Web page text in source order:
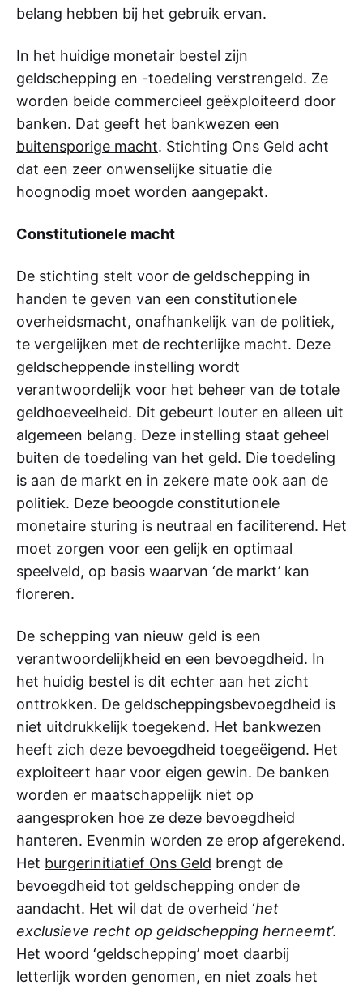
belang hebben bij het gebruik ervan.
In het huidige monetair bestel zijn
geldschepping en -toedeling verstrengeld. Ze
worden beide commercieel geëxploiteerd door
banken. Dat geeft het bankwezen een
buitensporige macht. Stichting Ons Geld acht
dat een zeer onwenselijke situatie die
hoognodig moet worden aangepakt.
Constitutionele macht
De stichting stelt voor de geldschepping in
handen te geven van een constitutionele
overheidsmacht, onafhankelijk van de politiek,
te vergelijken met de rechterlijke macht. Deze
geldscheppende instelling wordt
verantwoordelijk voor het beheer van de totale
geldhoeveelheid. Dit gebeurt louter en alleen uit
algemeen belang. Deze instelling staat geheel
buiten de toedeling van het geld. Die toedeling
is aan de markt en in zekere mate ook aan de
politiek. Deze beoogde constitutionele
monetaire sturing is neutraal en faciliterend. Het
moet zorgen voor een gelijk en optimaal
speelveld, op basis waarvan ‘de markt’ kan
floreren.
De schepping van nieuw geld is een
verantwoordelijkheid en een bevoegdheid. In
het huidig bestel is dit echter aan het zicht
onttrokken. De geldscheppingsbevoegdheid is
niet uitdrukkelijk toegekend. Het bankwezen
heeft zich deze bevoegdheid toegeëigend. Het
exploiteert haar voor eigen gewin. De banken
worden er maatschappelijk niet op
aangesproken hoe ze deze bevoegdheid
hanteren. Evenmin worden ze erop afgerekend.
Het burgerinitiatief Ons Geld brengt de
bevoegdheid tot geldschepping onder de
aandacht. Het wil dat de overheid ‘het
exclusieve recht op geldschepping herneemt’.
Het woord ‘geldschepping’ moet daarbij
letterlijk worden genomen, en niet zoals het